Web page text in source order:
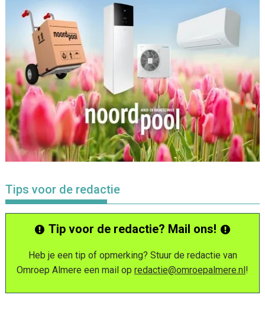
Tips voor de redactie
Tip voor de redactie? Mail ons!
Heb je een tip of opmerking? Stuur de redactie van
Omroep Almere een mail op redactie@omroepalmere.nl!